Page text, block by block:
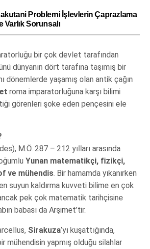
Problemi İşlevlerin Çaprazlama
Varlık Sorunsalı
bir çok devlet tarafından
dünyanın dört tarafına taşımış bir
dönemlerde yaşamış olan antik çağın
roma imparatorluğuna karşı bilimi
görenleri şoke eden pençesini ele
M.Ö. 287 – 212 yılları arasında
Yunan matematikçi, fizikçi,
ve mühendis. Bir hamamda yıkanırken
suyun kaldırma kuvveti bilime en çok
pek çok matematik tarihçisine
babası da Arşimet’tir.
Sirakuza’yı kuşattığında,
mühendisin yapmış olduğu silahlar